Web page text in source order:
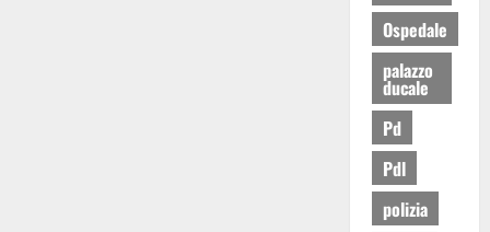
Ospedale
palazzo
ducale
Pd
Pdl
polizia